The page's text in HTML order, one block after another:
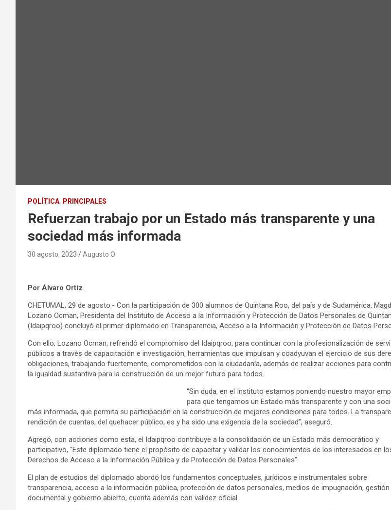
POLÍTICA PRINCIPALES
Refuerzan trabajo por un Estado más transparente y una
sociedad más informada
30 agosto, 2023 Augusto O
Por Álvaro Ortiz
CHETUMAL, 29 de agosto.- Con la participación de 300 alumnos de Quintana Roo, del país y de Sudamérica,
Lozano Ocman, Presidenta del Instituto de Acceso a la Información y Protección de Datos Personales de
(Idaipqroo) concluyó el primer diplomado en Transparencia, Acceso a la Información y Protección de Datos
Con ello, Lozano Ocman, refrendó el compromiso del Idaipqroo, para continuar con la profesionalización de
públicos a través de capacitación e investigación, herramientas que impulsan y coadyuvan el ejercicio de sus
obligaciones, trabajando fuertemente, comprometidos con la ciudadanía, además de realizar acciones para
la igualdad sustantiva para la construcción de un mejor futuro para todos.
“Sin duda, en el Instituto estamos poniendo nuestro mayor
para que tengamos un Estado más transparente y con una
más informada, que permita su participación en la construcción de mejores condiciones para todos. La
rendición de cuentas, del quehacer público, es y ha sido una exigencia de la sociedad”, aseguró.
Agregó, con acciones como esta, el Idaipqroo contribuye a la consolidación de un Estado más democrático y
participativo, “Este diplomado tiene el propósito de capacitar y validar los conocimientos de los interesados en
Derechos de Acceso a la Información Pública y de Protección de Datos Personales”.
El plan de estudios del diplomado abordó los fundamentos conceptuales, jurídicos e instrumentales sobre
transparencia, acceso a la información pública, protección de datos personales, medios de impugnación, gestión
documental y gobierno abierto, cuenta además con validez oficial.